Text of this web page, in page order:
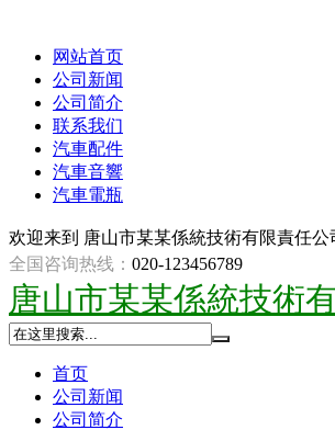
网站首页
公司新闻
公司简介
联系我们
汽車配件
汽車音響
汽車電瓶
欢迎来到 唐山市某某係統技術有限責任公
全国咨询热线： 020-123456789
唐山市某某係統技術
首页
公司新闻
公司简介